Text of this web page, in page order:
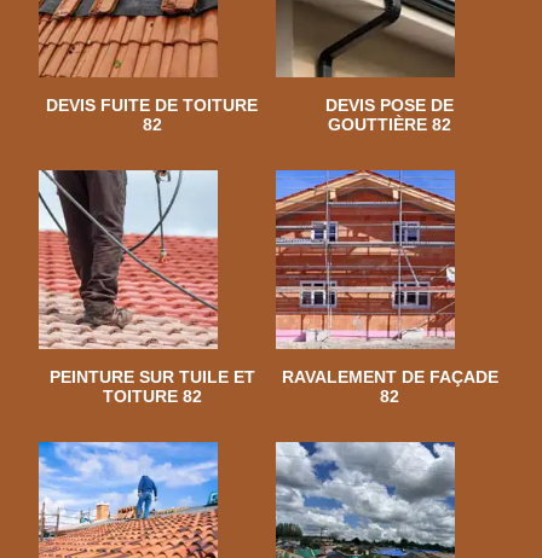
DEVIS FUITE DE TOITURE
82
DEVIS POSE DE
GOUTTIÈRE 82
PEINTURE SUR TUILE ET
TOITURE 82
RAVALEMENT DE FAÇADE
82